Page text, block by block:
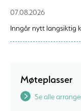
07.08.2026
Inngår nytt langsiktig
Møteplasser
Se alle